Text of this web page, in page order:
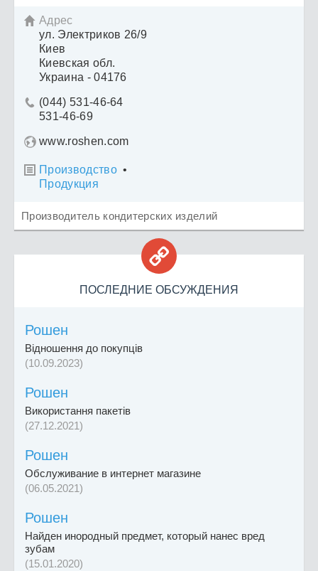
 Адрес
ул. Электриков 26/9
Киев
Киевская обл.
Украина - 04176
 (044) 531-46-64
531-46-69
www.roshen.com
 Производство•
Продукция
Производитель кондитерских изделий

ПОСЛЕДНИЕ ОБСУЖДЕНИЯ
Рошен
Відношення до покупців
(10.09.2023)
Рошен
Використання пакетів
(27.12.2021)
Рошен
Обслуживание в интернет магазине
(06.05.2021)
Рошен
Найден инородный предмет, который нанес вред
зубам
(15.01.2020)